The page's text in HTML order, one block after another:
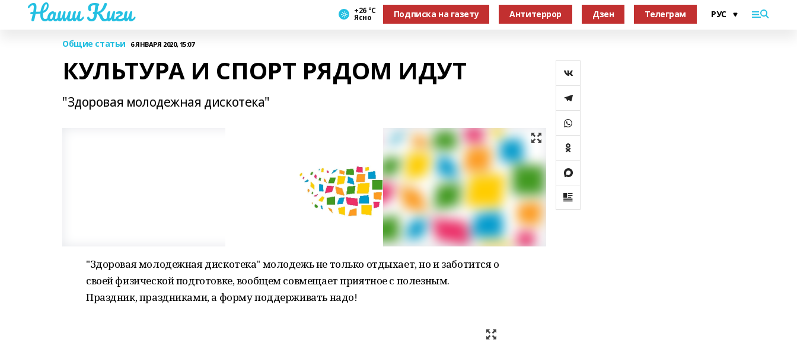
Наши Киги +26 °С
Ясно Подписка на газету Антитеррор Дзен Телеграм
Общие статьи 6 ЯНВАРЯ 2020, 15:07
КУЛЬТУРА И СПОРТ РЯДОМ ИДУТ
"Здоровая молодежная дискотека"
"Здоровая молодежная дискотека" молодежь не только отдыхает, но и заботится о
своей физической подготовке, вообщем совмещает приятное с полезным.
Праздник, праздниками, а форму поддерживать надо!